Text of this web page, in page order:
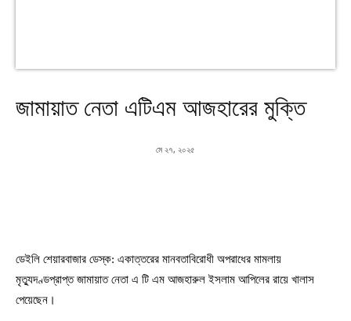
জামায়াত নেতা এটিএম আজহারের মুক্তি
মে ২৭, ২০২৫
ডেইলি শেয়ারবাজার ডেস্ক: একাত্তরের মানবতাবিরোধী অপরাধের মামলায়
মৃত্যুদণ্ডপ্রাপ্ত জামায়াত নেতা এ টি এম আজহারুল ইসলাম আপিলের রায়ে খালাস
পেয়েছেন।